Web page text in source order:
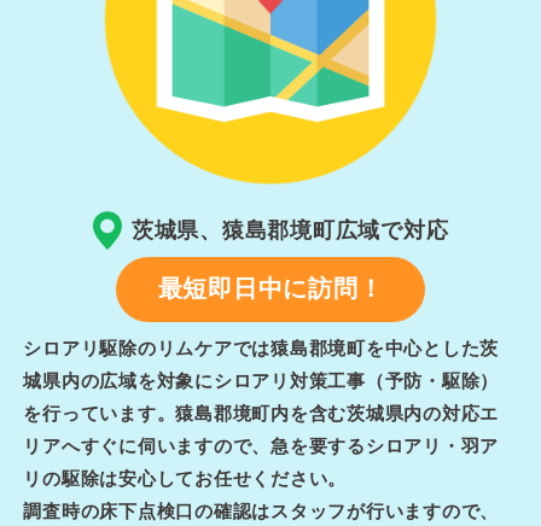
茨城県、猿島郡境町広域で対応
最短即日中に訪問！
シロアリ駆除のリムケアでは猿島郡境町を中心とした茨
城県内の広域を対象にシロアリ対策工事（予防・駆除）
を行っています。猿島郡境町内を含む茨城県内の対応エ
リアへすぐに伺いますので、急を要するシロアリ・羽ア
リの駆除は安心してお任せください。
調査時の床下点検口の確認はスタッフが行いますので、